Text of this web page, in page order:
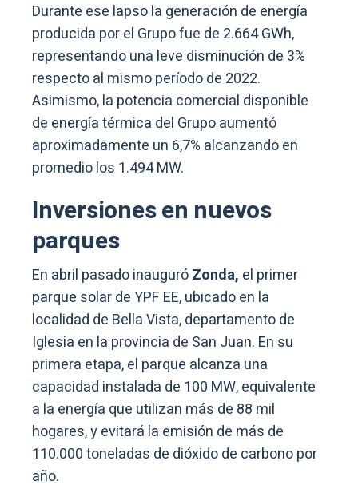
Durante ese lapso la generación de energía
producida por el Grupo fue de 2.664 GWh,
representando una leve disminución de 3%
respecto al mismo período de 2022.
Asimismo, la potencia comercial disponible
de energía térmica del Grupo aumentó
aproximadamente un 6,7% alcanzando en
promedio los 1.494 MW.
Inversiones en nuevos
parques
En abril pasado inauguróZonda, el primer
parque solar de YPF EE, ubicado en la
localidad de Bella Vista, departamento de
Iglesia en la provincia de San Juan. En su
primera etapa, el parque alcanza una
capacidad instalada de 100 MW, equivalente
a la energía que utilizan más de 88 mil
hogares, y evitará la emisión de más de
110.000 toneladas de dióxido de carbono por
año.